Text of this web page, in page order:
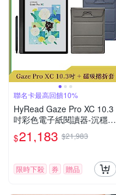
聯名卡最高回饋10%
HyRead Gaze Pro XC 10.3
吋彩色電子紙閱讀器-沉穩黑
+ 磁吸捲折套 (組合)
$21,183 $21,983
限時下殺 券 贈品